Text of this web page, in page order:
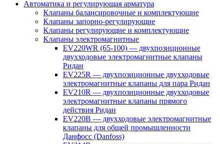
Автоматика и регулирующая арматура
Клапаны балансировочные и комплектующие
Клапаны запорно-регулирующие
Клапаны регулирующие и комплектующие
Клапаны электромагнитные
EV220WR (65-100) — двухпозиционные
двухходовые электромагнитные клапаны
Ридан
EV225R — двухпозиционные двухходовые
электромагнитные клапаны для пара Ридан
EV210R — двухпозиционные двухходовые
электромагнитные клапаны прямого
действия Ридан
EV220B — двухходовые электромагнитные
клапаны для общей промышленности
Данфосс (Danfoss)